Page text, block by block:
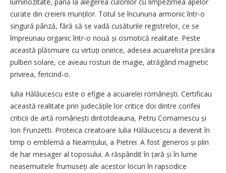
curate din creierii munților. Totul se încununa armonic într-o
singură pânză, fără să se vadă cusăturile registrelor, ce se
împreunau organic într-o nouă și osmotică realitate. Peste
această plăsmuire cu virtuți onirice, adesea acuarelista presăra
pulberi solare, ce aveau rosturi de magie, atrăgând magnetic
privirea, fericind-o.
Iulia Hălăucescu este o efigie a acuarelei românești. Certificau
această realitate prin judecățile lor critice doi dintre corifeii
criticii de artă românești dintotdeauna, Petru Comarnescu și
Ion Frunzetti. Proteica creatoare Iulia Hălăucescu a devenit în
timp o emblemă a Neamțului, a Pietrei. A fost generos și plin
de har mesager al toposului. A răspândit în țară și în lume
neasemuitele frumuseți ale acestor locuri în rapsodice